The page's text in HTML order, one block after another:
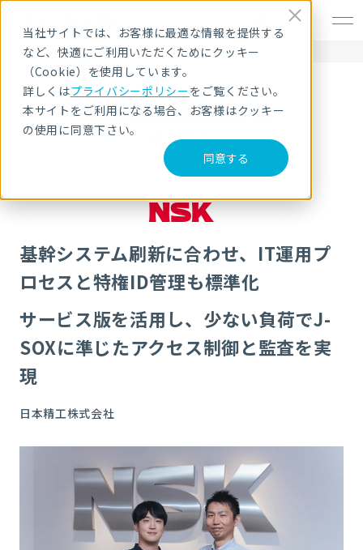
当社サイトでは、お客様に最適な情報を提供する
など、快適にご利用いただくためにクッキー
（Cookie）を使用しています。
詳しくはプライバシーポリシーをご覧ください。
本サイトをご利用になる場合、お客様はクッキー
の使用に同意下さい。
同意する
HOME 導入事例 日本精工株式会社 様
日本精工株式会社 様
導入事例
基幹システム刷新に合わせ、IT運用プ
ロセスと特権ID管理も標準化
サービス版を活用し、少ない負荷でJ-
SOXに準じたアクセス制御と監査を実
現
日本精工株式会社